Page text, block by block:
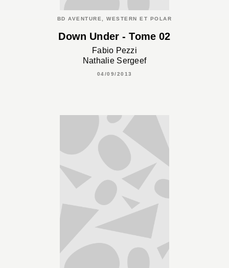
BD AVENTURE, WESTERN ET POLAR
Down Under - Tome 02
Fabio Pezzi
Nathalie Sergeef
04/09/2013